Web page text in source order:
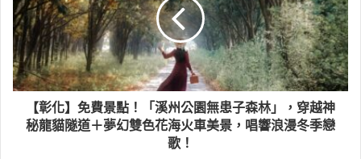
【彰化】免費景點！「溪州公園無患子森林」，穿越神
秘龍貓隧道＋夢幻雙色花海火車美景，唱響浪漫冬季戀
歌！